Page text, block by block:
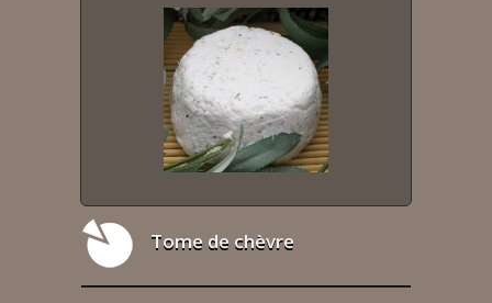
Tome de chèvre